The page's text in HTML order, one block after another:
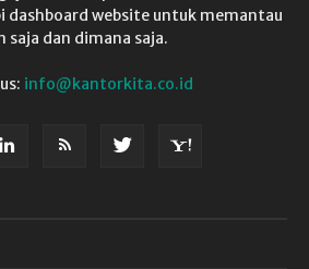
dashboard website untuk memantau
saja dan dimana saja.
info@kantorkita.co.id